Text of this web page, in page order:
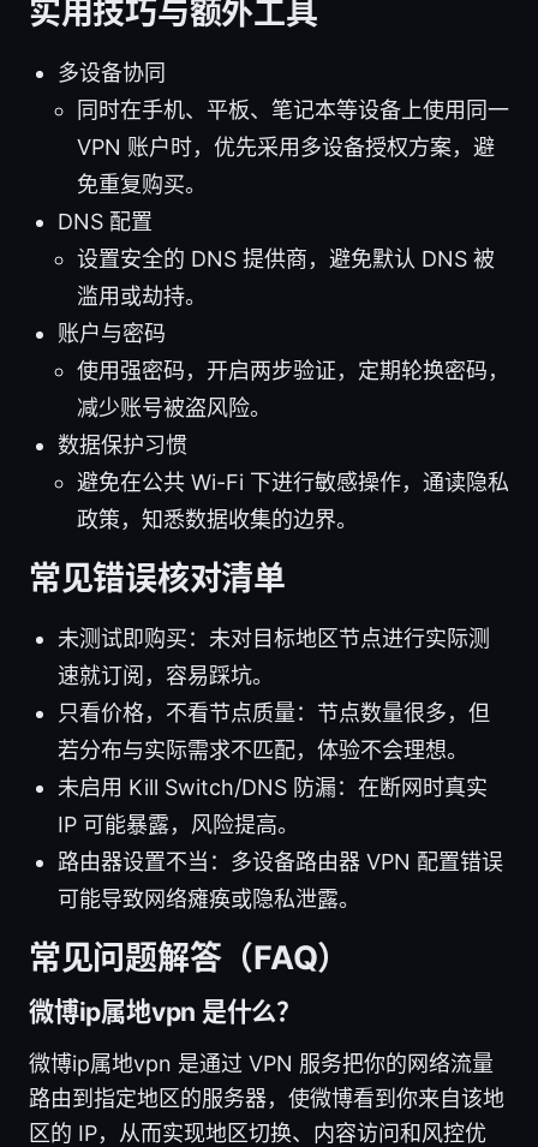
实用技巧与额外工具
多设备协同
同时在手机、平板、笔记本等设备上使用同一
VPN 账户时，优先采用多设备授权方案，避
免重复购买。
DNS 配置
设置安全的 DNS 提供商，避免默认 DNS 被
滥用或劫持。
账户与密码
使用强密码，开启两步验证，定期轮换密码，
减少账号被盗风险。
数据保护习惯
避免在公共 Wi-Fi 下进行敏感操作，通读隐私
政策，知悉数据收集的边界。
常见错误核对清单
未测试即购买：未对目标地区节点进行实际测
速就订阅，容易踩坑。
只看价格，不看节点质量：节点数量很多，但
若分布与实际需求不匹配，体验不会理想。
未启用 Kill Switch/DNS 防漏：在断网时真实
IP 可能暴露，风险提高。
路由器设置不当：多设备路由器 VPN 配置错误
可能导致网络瘫痪或隐私泄露。
常见问题解答（FAQ）
微博ip属地vpn 是什么？
微博ip属地vpn 是通过 VPN 服务把你的网络流量
路由到指定地区的服务器，使微博看到你来自该地
区的 IP，从而实现地区切换、内容访问和风控优